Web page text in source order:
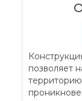
позволяет